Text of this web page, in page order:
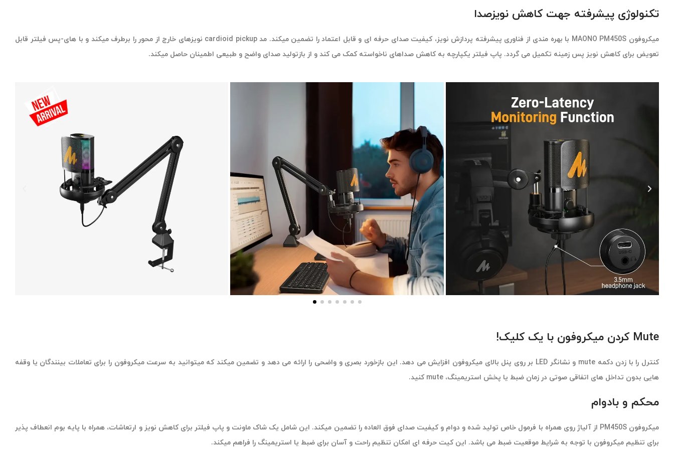
تکنولوژی پیشرفته جهت کاهش نویزصدا
میکروفون MAONO PM450S با بهره مندی از فناوری پیشرفته پردازش نویز، کیفیت صدای حرفه ای و قابل اعتماد را تضمین میکند. مد cardioid pickup نویزهای خارج از محور را برطرف میکند و با های-پس فیلتر قابل
تعویض برای کاهش نویز پس زمینه تکمیل می گردد. پاپ فیلتر یکپارچه به کاهش صداهای ناخواسته کمک می کند و از بازتولید صدای واضح و طبیعی اطمینان حاصل میکند.
Mute کردن میکروفون با یک کلیک!
کنترل را با زدن دکمه mute و نشانگر LED بر روی پنل بالای میکروفون افزایش می دهد. این بازخورد بصری و واضحی را ارائه می دهد و تضمین میکند که میتوانید به سرعت میکروفون را برای تعاملات بینندگان یا وقفه
هایی بدون تداخل های اتفاقی صوتی در زمان ضبط یا پخش استریمینگ، mute کنید.
محکم و بادوام
میکروفون PM450S از آلیاژ روی همراه با فرمول خاص تولید شده و دوام و کیفیت صدای فوق العاده را تضمین میکند. این شامل یک شاک ماونت و پاپ فیلتر برای کاهش نویز و ارتعاشات، همراه با پایه بوم انعطاف پذیر
برای تنظیم میکروفون با توجه به شرایط موقعیت ضبط می باشد. این کیت حرفه ای امکان تنظیم راحت و آسان برای ضبط یا استریمینگ را فراهم میکند.